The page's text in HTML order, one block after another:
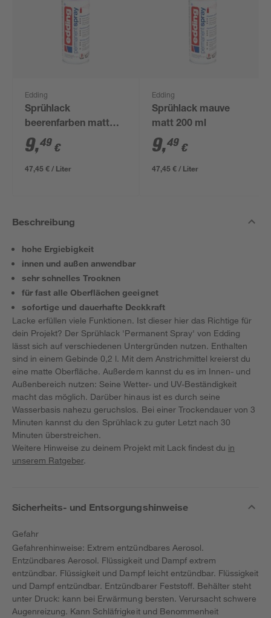
Edding
Sprühlack
beerenfarben matt
200 ml
9,49 €
47,45 € / Liter
Edding
Sprühlack mauve
matt 200 ml
9,49 €
47,45 € / Liter
Beschreibung
hohe Ergiebigkeit
innen und außen anwendbar
sehr schnelles Trocknen
für fast alle Oberflächen geeignet
sofortige und dauerhafte Deckkraft
Lacke erfüllen viele Funktionen. Ist dieser hier das Richtige für
dein Projekt? Der Sprühlack 'Permanent Spray' von Edding
lässt sich auf verschiedenen Untergründen nutzen. Enthalten
sind in einem Gebinde 0,2 l. Mit dem Anstrichmittel kreierst du
eine matte Oberfläche. Außerdem kannst du es im Innen- und
Außenbereich nutzen: Seine Wetter- und UV-Beständigkeit
macht das möglich. Darüber hinaus ist es durch seine
Wasserbasis nahezu geruchslos. Bei einer Trockendauer von 3
Minuten kannst du den Sprühlack zu guter Letzt nach 30
Minuten überstreichen.
Weitere Hinweise zu deinem Projekt mit Lack findest du in
unserem Ratgeber.
Sicherheits- und Entsorgungshinweise
Gefahr
Gefahrenhinweise: Extrem entzündbares Aerosol.
Entzündbares Aerosol. Flüssigkeit und Dampf extrem
entzündbar. Flüssigkeit und Dampf leicht entzündbar. Flüssigkeit
und Dampf entzündbar. Entzündbarer Feststoff. Behälter steht
unter Druck: kann bei Erwärmung bersten. Verursacht schwere
Augenreizung. Kann Schläfrigkeit und Benommenheit